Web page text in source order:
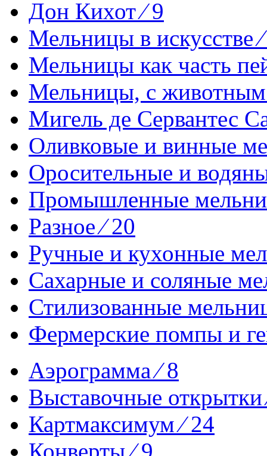
Дон Кихот ⁄ 9
Мельницы в искусстве
Мельницы как часть
Мельницы, с животным
Мигель де Сервантес
Оливковые и винные
Оросительные и
Промышленные
Разное ⁄ 20
Ручные и кухонные
Сахарные и соляные
Стилизованные
Фермерские помпы и
Аэрограмма ⁄ 8
Выставочные открытки
Картмаксимум ⁄ 24